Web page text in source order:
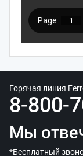
Горячая линия
8-800-
Мы
*Бесплатный